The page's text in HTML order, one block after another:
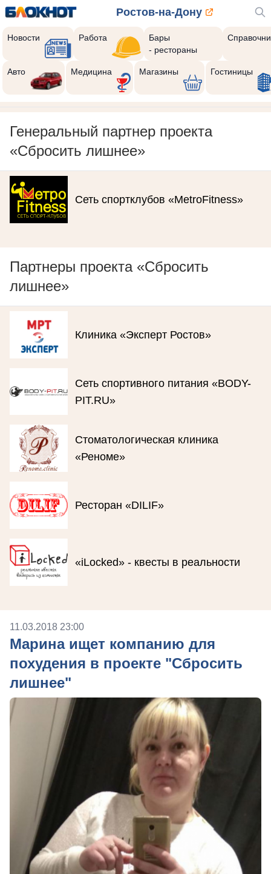
Ростов-на-Дону
Новости Работа
Бары
- рестораны
Авто Медицина Магазины Гостиницы
Генеральный партнер проекта
«Сбросить лишнее»
Сеть спортклубов «MetroFitness»
Партнеры проекта «Сбросить
лишнее»
Клиника «Эксперт Ростов»
Сеть спортивного питания «BODY-
PIT.RU»
Стоматологическая клиника
«Реноме»
Ресторан «DILIF»
«iLocked» - квесты в реальности
11.03.2018 23:00
Марина ищет компанию для
похудения в проекте "Сбросить
лишнее"